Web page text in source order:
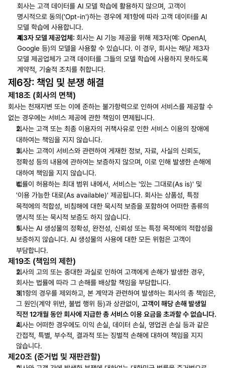
회사는 고객 데이터를 AI 모델 학습에 활용하지 않으며, 고객이
명시적으로 동의('Opt-in')하는 경우에 제1항에 따라 고객 데이터를 AI
모델 학습에 사용합니다.
제3자 모델 제공업체: 회사는 AI 기능 제공을 위해 제3자(예: OpenAI,
Google 등)의 모델을 사용할 수 있습니다. 이 경우, 회사는 해당 제3자
모델 제공업체가 고객 데이터를 그들의 모델 학습에 사용하지 못하도록
계약적, 기술적 조치를 취합니다.
제6장: 책임 및 분쟁 해결
제18조 (회사의 면책)
회사는 천재지변 또는 이에 준하는 불가항력으로 인하여 서비스를 제공할 수
없는 경우에는 서비스 제공에 관한 책임이 면제됩니다.
회사는 고객 또는 최종 이용자의 귀책사유로 인한 서비스 이용의 장애에
대하여는 책임을 지지 않습니다.
회사는 고객이 서비스와 관련하여 게재한 정보, 자료, 사실의 신뢰도,
정확성 등의 내용에 관하여는 보증하지 않으며, 이로 인해 발생한 손해에
대하여 책임을 지지 않습니다.
법률이 허용하는 최대 범위 내에서, 서비스는 '있는 그대로(As is)' 및
'이용 가능한 대로(As available)' 제공됩니다. 회사는 상품성, 특정
목적에의 적합성, 비침해에 대한 묵시적 보증을 포함하여 어떠한 종류의
명시적 또는 묵시적 보증도 하지 않습니다.
회사는 AI 생성물의 정확성, 완전성, 신뢰성 또는 특정 목적에의 적합성을
보증하지 않습니다. AI 생성물의 사용에 대한 모든 위험은 고객이
부담합니다.
제19조 (책임의 제한)
회사의 고의 또는 중대한 과실로 인하여 고객에게 손해가 발생한 경우,
회사는 법률에 따라 그 손해를 배상할 책임을 부담합니다.
제1항의 경우를 제외하고, 본 계약과 관련하여 발생하는 회사의 총 책임은,
그 원인(계약 위반, 불법 행위 등)과 상관없이, 고객이 해당 손해 발생일
직전 12개월 동안 회사에 지급한 총 서비스 이용 요금을 초과할 수 없습니다.
회사는 어떠한 경우에도 이익 손실, 데이터 손실, 영업권 손실 등과 같은
간접적, 특별, 부수적, 결과적 또는 징벌적 손해에 대하여 책임을 지지
않습니다.
제20조 (준거법 및 재판관할)